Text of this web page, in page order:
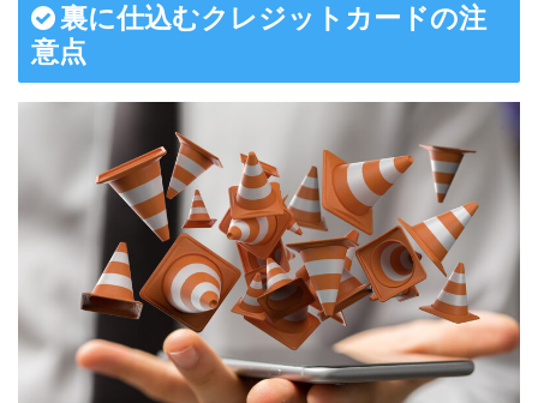
裏に仕込むクレジットカードの注
意点